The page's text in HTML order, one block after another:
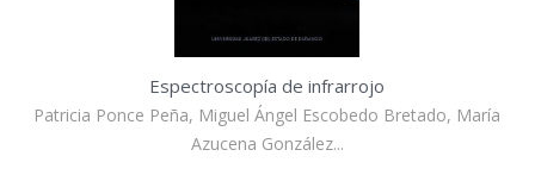
Espectroscopía de infrarrojo
Patricia Ponce Peña, Miguel Ángel Escobedo Bretado, María
Azucena González...